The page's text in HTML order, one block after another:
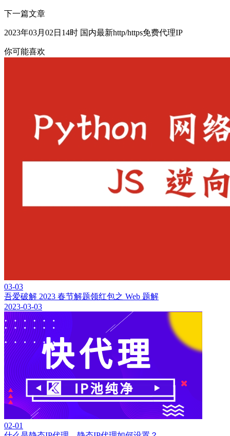
下一篇文章
2023年03月02日14时 国内最新http/https免费代理IP
你可能喜欢
03-03
吾爱破解 2023 春节解题领红包之 Web 题解
2023-03-03
02-01